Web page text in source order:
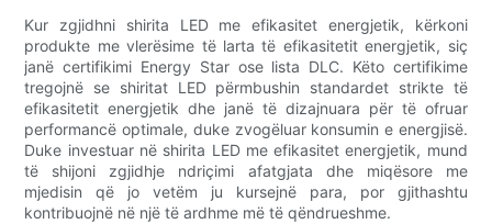
Kur zgjidhni shirita LED me efikasitet energjetik, kërkoni
produkte me vlerësime të larta të efikasitetit energjetik, siç
janë certifikimi Energy Star ose lista DLC. Këto certifikime
tregojnë se shiritat LED përmbushin standardet strikte të
efikasitetit energjetik dhe janë të dizajnuara për të ofruar
performancë optimale, duke zvogëluar konsumin e energjisë.
Duke investuar në shirita LED me efikasitet energjetik, mund
të shijoni zgjidhje ndriçimi afatgjata dhe miqësore me
mjedisin që jo vetëm ju kursejnë para, por gjithashtu
kontribuojnë në një të ardhme më të qëndrueshme.